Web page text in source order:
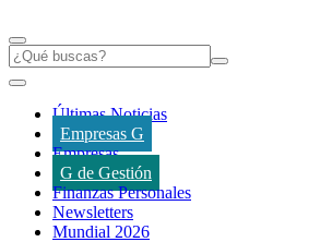
Últimas Noticias
Empresas G
Empresas
G de Gestión
Finanzas Personales
Newsletters
Mundial 2026